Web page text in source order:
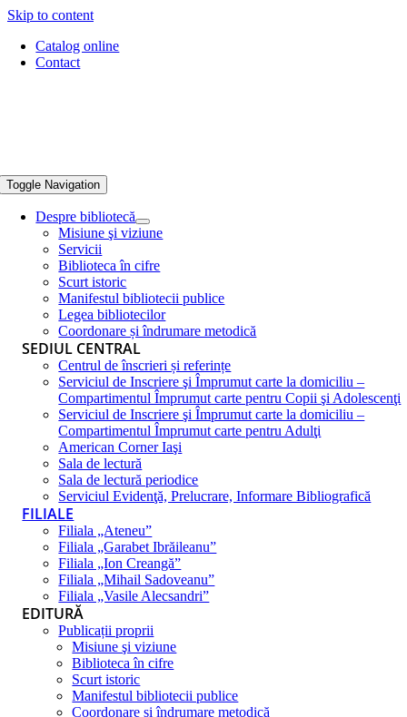
Skip to content
Catalog online
Contact
Toggle Navigation
Despre bibliotecă
Misiune şi viziune
Servicii
Biblioteca în cifre
Scurt istoric
Manifestul bibliotecii publice
Legea bibliotecilor
Coordonare și îndrumare metodică
SEDIUL CENTRAL
Centrul de înscrieri și referințe
Serviciul de Inscriere şi Împrumut carte la domiciliu –
Compartimentul Împrumut carte pentru Copii şi Adolescenţi
Serviciul de Inscriere şi Împrumut carte la domiciliu –
Compartimentul Împrumut carte pentru Adulţi
American Corner Iaşi
Sala de lectură
Sala de lectură periodice
Serviciul Evidenţă, Prelucrare, Informare Bibliografică
FILIALE
Filiala „Ateneu”
Filiala „Garabet Ibrăileanu”
Filiala „Ion Creangă”
Filiala „Mihail Sadoveanu”
Filiala „Vasile Alecsandri”
EDITURĂ
Publicații proprii
Misiune şi viziune
Biblioteca în cifre
Scurt istoric
Manifestul bibliotecii publice
Coordonare și îndrumare metodică